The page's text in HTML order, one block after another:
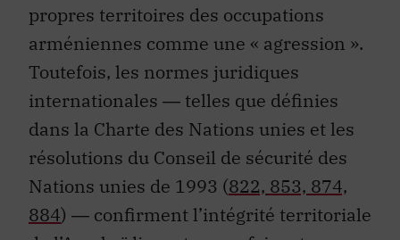
propres territoires des occupations
arméniennes comme une « agression ».
Toutefois, les normes juridiques
internationales ― telles que définies
dans la Charte des Nations unies et les
résolutions du Conseil de sécurité des
Nations unies de 1993 (822, 853, 874,
884) ― confirment l’intégrité territoriale